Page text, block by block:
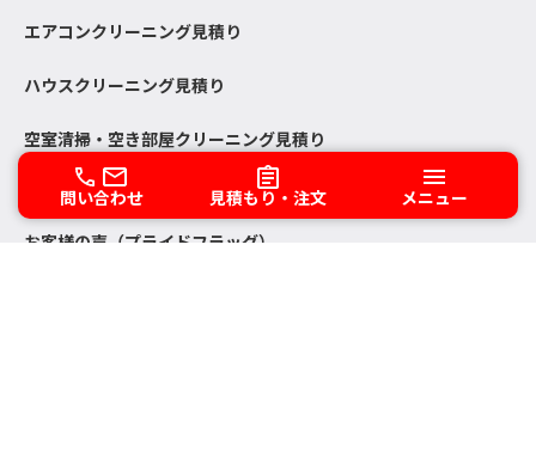
問い合わせ 見積もり・注文 メニュー
エアコンクリーニング見積り
ハウスクリーニング見積り
空室清掃・空き部屋クリーニング見積り
お客様の声（プライドフラッグ）